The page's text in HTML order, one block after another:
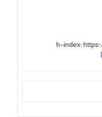
h-index: